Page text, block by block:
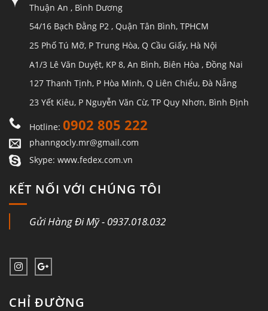
Thuận An , Bình Dương
54/16 Bạch Đằng P2 , Quận Tân Bình, TPHCM
25 Phố Tú Mỡ, P Trung Hòa, Q Cầu Giấy, Hà Nội
A1/3 Lê Văn Duyệt, KP 8, An Bình, Biên Hòa , Đồng Nai
127 Thanh Tịnh, P Hòa Minh, Q Liên Chiểu, Đà Nẵng
23 Yết Kiêu, P Nguyễn Văn Cừ, TP Quy Nhơn, Bình Định
Hotline:0902 805 222
phanngocly.mr@gmail.com
Skype: www.fedex.com.vn
KẾT NỐI VỚI CHÚNG TÔI
Gửi Hàng Đi Mỹ - 0937.018.032
CHỈ ĐƯỜNG